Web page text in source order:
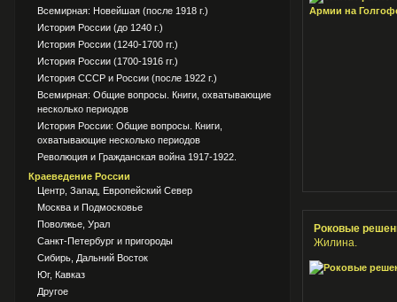
Всемирная: Новейшая (после 1918 г.)
История России (до 1240 г.)
История России (1240-1700 гг.)
История России (1700-1916 гг.)
История СССР и России (после 1922 г.)
Всемирная: Общие вопросы. Книги, охватывающие
несколько периодов
История России: Общие вопросы. Книги,
охватывающие несколько периодов
Революция и Гражданская война 1917-1922.
Краеведение России
Центр, Запад, Европейский Север
Москва и Подмосковье
Поволжье, Урал
Санкт-Петербург и пригороды
Сибирь, Дальний Восток
Юг, Кавказ
Другое
Роковые
Жилина.